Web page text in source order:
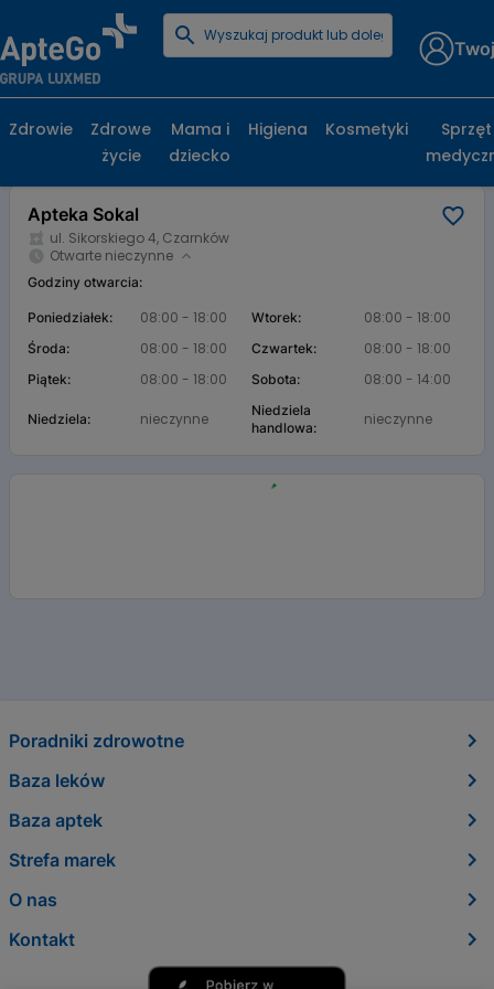
Strona główna
Apteka Sokal, ul. Sikorskiego 4, Czarnków
Karta apteki
Apteka Sokal
ul. Sikorskiego 4, Czarnków
Otwarte nieczynne
Godziny otwarcia:
Poniedziałek: 08:00 - 18:00 Wtorek: 08:00 - 18:00
Środa: 08:00 - 18:00 Czwartek: 08:00 - 18:00
Piątek: 08:00 - 18:00 Sobota: 08:00 - 14:00
Niedziela: nieczynne
Niedziela
handlowa:
nieczynne
Zdrowie
Zdrowe
życie
Mama i
dziecko
Higiena Kosmetyki
Sprzęt
Poradniki zdrowotne
Baza leków
Baza aptek
Strefa marek
O nas
Kontakt